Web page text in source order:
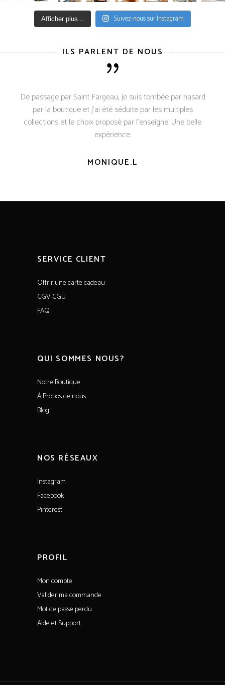
Afficher plus... Suivez-nous sur Instagram
ILS PARLENT DE NOUS
De passage par Saint Fargeau, je suis tombée par hasard
par la boutique et j’ai été séduite par les multiples
collections et le choix proposé par l’enseigne. Une belle
expérience.
MONIQUE.L
SERVICE CLIENT
Offrir une carte cadeau
CGV-CGU
FAQ
QUI SOMMES NOUS?
Notre Boutique
À Propos de nous
Blog
NOS RÉSEAUX
Instagram
Facebook
Pinterest
PROFIL
Mon compte
Valider ma commande
Mot de passe perdu
Aide et Support